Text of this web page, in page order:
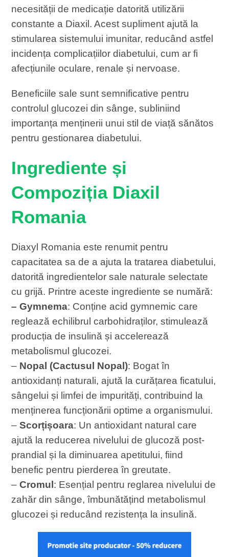
necesității de medicație datorită utilizării
constante a Diaxil. Acest supliment ajută la
stimularea sistemului imunitar, reducând astfel
incidența complicațiilor diabetului, cum ar fi
afecțiunile oculare, renale și nervoase.
Beneficiile sale sunt semnificative pentru
controlul glucozei din sânge, subliniind
importanța menținerii unui stil de viață sănătos
pentru gestionarea diabetului.
Ingrediente și
Compoziția Diaxil
Romania
Diaxyl Romania este renumit pentru
capacitatea sa de a ajuta la tratarea diabetului,
datorită ingredientelor sale naturale selectate
cu grijă. Printre aceste ingrediente se numără:
– Gymnema: Conține acid gymnemic care
reglează echilibrul carbohidraților, stimulează
producția de insulină și accelerează
metabolismul glucozei.
– Nopal (Cactusul Nopal): Bogat în
antioxidanți naturali, ajută la curățarea ficatului,
sângelui și limfei de impurități, contribuind la
menținerea funcționării optime a organismului.
–Scorțișoara: Un antioxidant natural care
ajută la reducerea nivelului de glucoză post-
prandial și la diminuarea apetitului, fiind
benefic pentru pierderea în greutate.
–Cromul : Esențial pentru reglarea nivelului de
zahăr din sânge, îmbunătățind metabolismul
glucozei și reducând rezistența la insulină.